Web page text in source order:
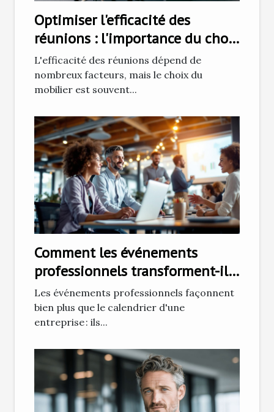
Optimiser l'efficacité des
réunions : l'importance du choix
du mobilier
L'efficacité des réunions dépend de
nombreux facteurs, mais le choix du
mobilier est souvent...
Comment les événements
professionnels transforment-ils
la culture d'entreprise ?
Les événements professionnels façonnent
bien plus que le calendrier d'une
entreprise : ils...